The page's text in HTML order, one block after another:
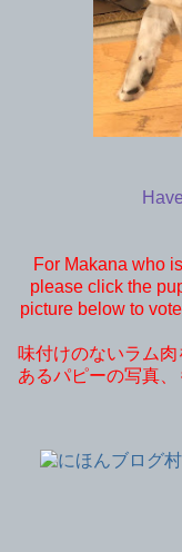
For Makana who
please click the
picture below to
味付けのないラム
あるパピーの写真